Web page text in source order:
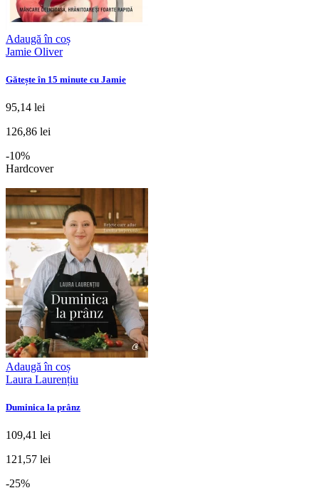
Adaugă în coș
Jamie Oliver
Gătește în 15 minute cu Jamie
95,14 lei
126,86 lei
-10%
Hardcover
Adaugă în coș
Laura Laurențiu
Duminica la prânz
109,41 lei
121,57 lei
-25%